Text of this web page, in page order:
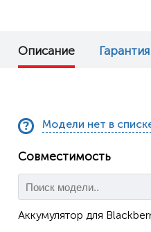
Описание Гарантия
Модели нет в
Совместимость
Аккумулятор для